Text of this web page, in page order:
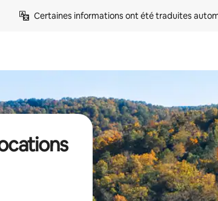
Certaines informations ont été traduites